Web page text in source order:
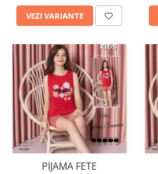
VEZI VARIANTE
PIJAMA FETE